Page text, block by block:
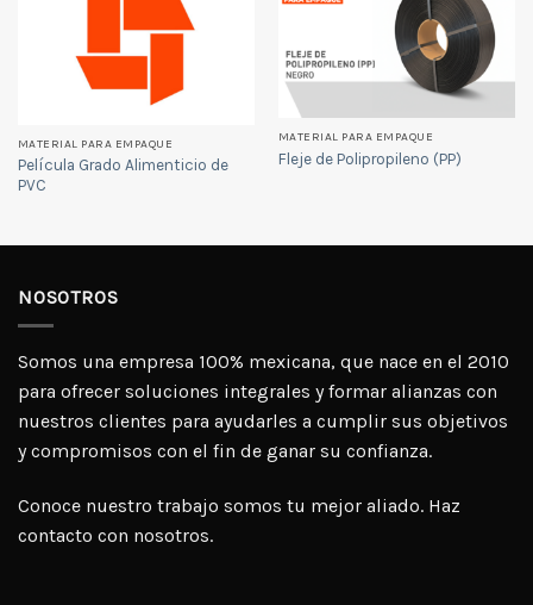
MATERIAL PARA EMPAQUE
Película Grado Alimenticio de
PVC
MATERIAL PARA EMPAQUE
Fleje de Polipropileno (PP)
NOSOTROS
Somos una empresa 100% mexicana, que nace en el 2010
para ofrecer soluciones integrales y formar alianzas con
nuestros clientes para ayudarles a cumplir sus objetivos
y compromisos con el fin de ganar su confianza.
Conoce nuestro trabajo somos tu mejor aliado. Haz
contacto con nosotros.